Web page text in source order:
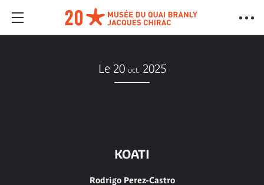
Le 20 oct. 2025
KOATI
Rodrigo Perez-Castro